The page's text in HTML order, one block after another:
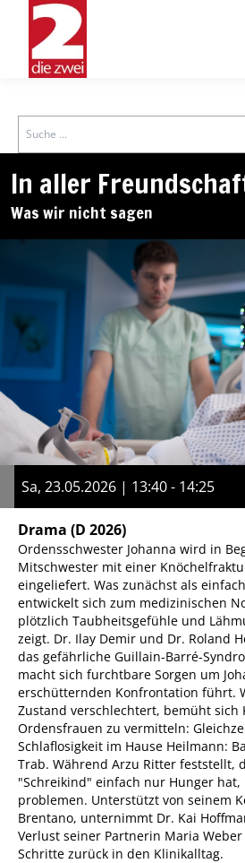
Search
In aller
Was wir nicht sagen
Sa, 23.05.2026 | 13:40 - 14:25
Drama (D 2026)
Ordensschwester Johanna wird in
Mitschwester mit einer
eingeliefert. Was zunächst als
entwickelt sich zum medizinischen
plötzlich Taubheitsgefühle und
zeigt. Dr. Ilay Demir und Dr. Roland
das gefährliche Guillain-Barré-
macht sich furchtbare Sorgen um
erschütternden Konfrontation führt.
Zustand verschlechtert, bemüht sich
Ordensfrauen zu vermitteln:
Schlaflosigkeit im Hause Heilmann:
Trab. Während Arzu Ritter feststellt,
"Schreikind" einfach nur Hunger
problemen. Unterstützt von seinem
Brentano, unternimmt Dr. Kai
Verlust seiner Partnerin Maria
Schritte zurück in den Klinikalltag.